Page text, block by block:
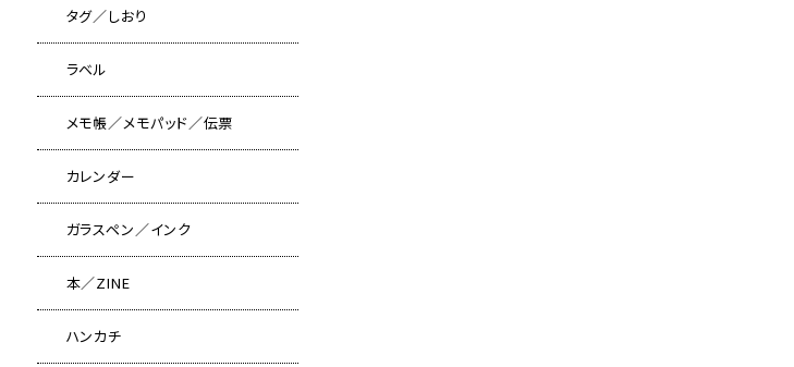
タグ／しおり
ラベル
メモ帳／メモパッド／伝票
カレンダー
ガラスペン／インク
本／ZINE
ハンカチ